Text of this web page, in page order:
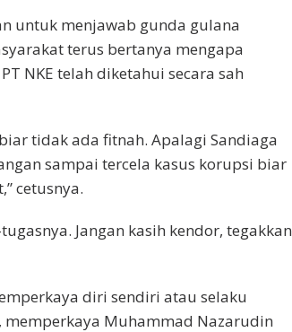
untuk menjawab gunda gulana
terus bertanya mengapa
NKE telah diketahui secara sah
tidak ada fitnah. Apalagi Sandiaga
sampai tercela kasus korupsi biar
cetusnya.
Jangan kasih kendor, tegakkan
diri sendiri atau selaku
Muhammad Nazarudin